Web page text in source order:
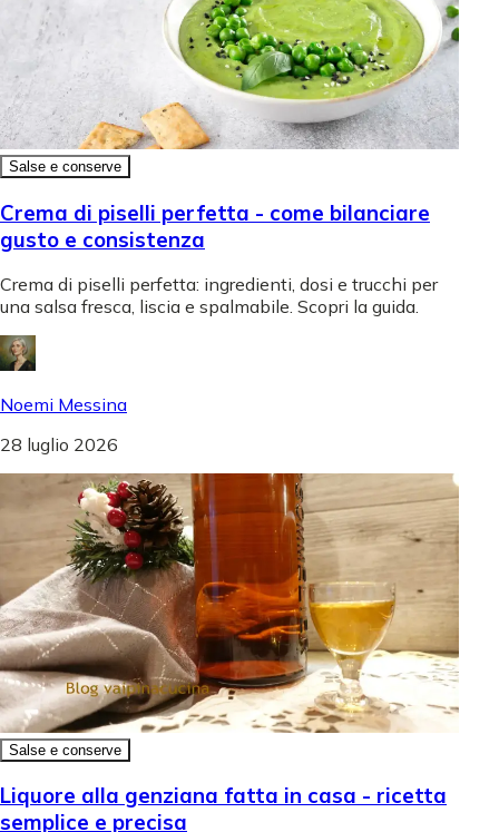
Salse e conserve
Crema di piselli perfetta - come bilanciare
gusto e consistenza
Crema di piselli perfetta: ingredienti, dosi e trucchi per
una salsa fresca, liscia e spalmabile. Scopri la guida.
Noemi Messina
28 luglio 2026
Salse e conserve
Liquore alla genziana fatta in casa - ricetta
semplice e precisa